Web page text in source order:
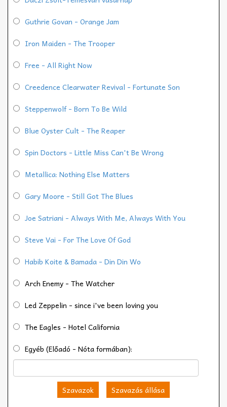
Guthrie Govan - Orange Jam
Iron Maiden - The Trooper
Free - All Right Now
Creedence Clearwater Revival - Fortunate Son
Steppenwolf - Born To Be Wild
Blue Oyster Cult - The Reaper
Spin Doctors - Little Miss Can't Be Wrong
Metallica: Nothing Else Matters
Gary Moore - Still Got The Blues
Joe Satriani - Always With Me, Always With You
Steve Vai - For The Love Of God
Habib Koite & Bamada - Din Din Wo
Arch Enemy - The Watcher
Led Zeppelin - since i've been loving you
The Eagles - Hotel California
Egyéb (Előadó - Nóta formában):
Szavazok Szavazás állása